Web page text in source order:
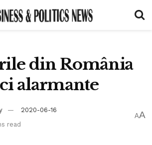
din România
alarmante
2020-06-16
read
AA